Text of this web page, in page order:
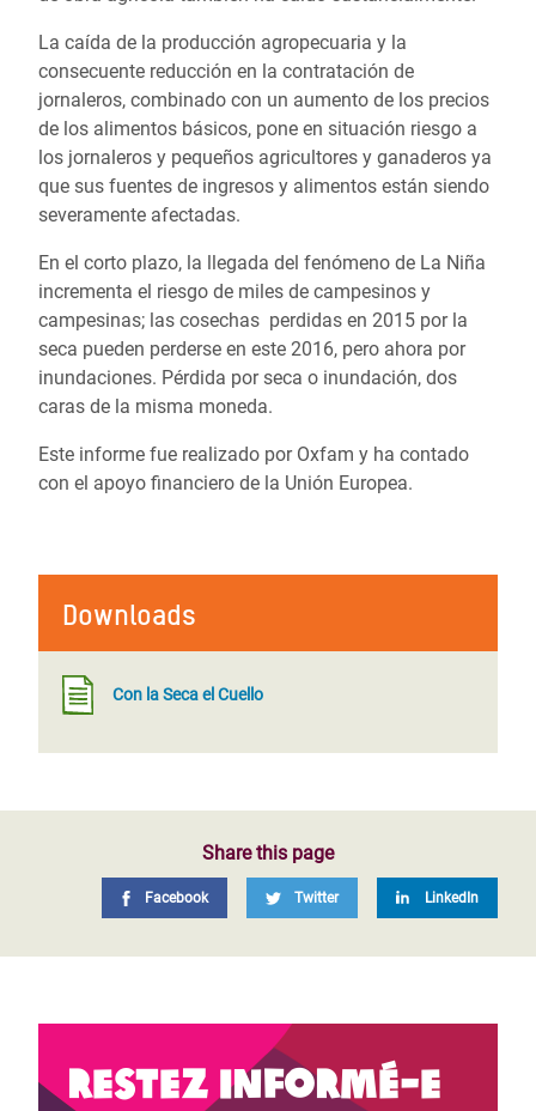
La caída de la producción agropecuaria y la
consecuente reducción en la contratación de
jornaleros, combinado con un aumento de los precios
de los alimentos básicos, pone en situación riesgo a
los jornaleros y pequeños agricultores y ganaderos ya
que sus fuentes de ingresos y alimentos están siendo
severamente afectadas.
En el corto plazo, la llegada del fenómeno de La Niña
incrementa el riesgo de miles de campesinos y
campesinas; las cosechas perdidas en 2015 por la
seca pueden perderse en este 2016, pero ahora por
inundaciones. Pérdida por seca o inundación, dos
caras de la misma moneda.
Este informe fue realizado por Oxfam y ha contado
con el apoyo financiero de la Unión Europea.
Downloads
Con la Seca el Cuello
Share this page
Facebook Twitter LinkedIn
Restez informé-e